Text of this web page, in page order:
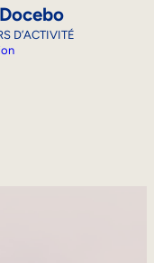
D’ACTIVITÉ